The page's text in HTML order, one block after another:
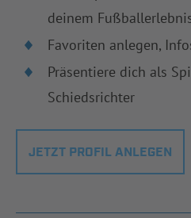
deinem
Favoriten anlegen,
Präsentiere dich als
Schiedsrichter
JETZT PROFIL ANLEGEN